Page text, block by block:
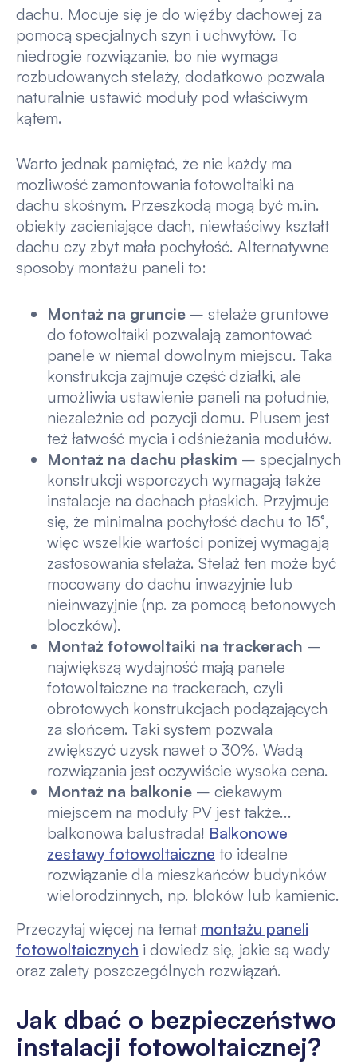
dachu. Mocuje się je do więźby dachowej za
pomocą specjalnych szyn i uchwytów. To
niedrogie rozwiązanie, bo nie wymaga
rozbudowanych stelaży, dodatkowo pozwala
naturalnie ustawić moduły pod właściwym
kątem.
Warto jednak pamiętać, że nie każdy ma
możliwość zamontowania fotowoltaiki na
dachu skośnym. Przeszkodą mogą być m.in.
obiekty zacieniające dach, niewłaściwy kształt
dachu czy zbyt mała pochyłość. Alternatywne
sposoby montażu paneli to:
Montaż na gruncie – stelaże gruntowe
do fotowoltaiki pozwalają zamontować
panele w niemal dowolnym miejscu. Taka
konstrukcja zajmuje część działki, ale
umożliwia ustawienie paneli na południe,
niezależnie od pozycji domu. Plusem jest
też łatwość mycia i odśnieżania modułów.
Montaż na dachu płaskim – specjalnych
konstrukcji wsporczych wymagają także
instalacje na dachach płaskich. Przyjmuje
się, że minimalna pochyłość dachu to 15°,
więc wszelkie wartości poniżej wymagają
zastosowania stelaża. Stelaż ten może być
mocowany do dachu inwazyjnie lub
nieinwazyjnie (np. za pomocą betonowych
bloczków).
Montaż fotowoltaiki na trackerach –
największą wydajność mają panele
fotowoltaiczne na trackerach, czyli
obrotowych konstrukcjach podążających
za słońcem. Taki system pozwala
zwiększyć uzysk nawet o 30%. Wadą
rozwiązania jest oczywiście wysoka cena.
Montaż na balkonie – ciekawym
miejscem na moduły PV jest także...
balkonowa balustrada! Balkonowe
zestawy fotowoltaiczne to idealne
rozwiązanie dla mieszkańców budynków
wielorodzinnych, np. bloków lub kamienic.
Przeczytaj więcej na temat montażu paneli
fotowoltaicznych i dowiedz się, jakie są wady
oraz zalety poszczególnych rozwiązań.
Jak dbać o bezpieczeństwo
instalacji fotowoltaicznej?